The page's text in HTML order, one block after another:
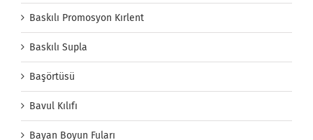
Baskılı Promosyon Kırlent
Baskılı Supla
Başörtüsü
Bavul Kılıfı
Bayan Boyun Fuları